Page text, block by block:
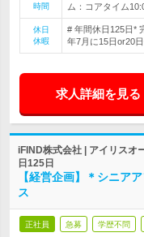
時間
ム：コアタイム
休日
休暇
# 年間休日125日*
年7月に15日or20
求人詳細を見る
iFIND株式会社 | アイリスオ
日125日
【経営企画】＊シニア
ス
正社員 急募 学歴不問